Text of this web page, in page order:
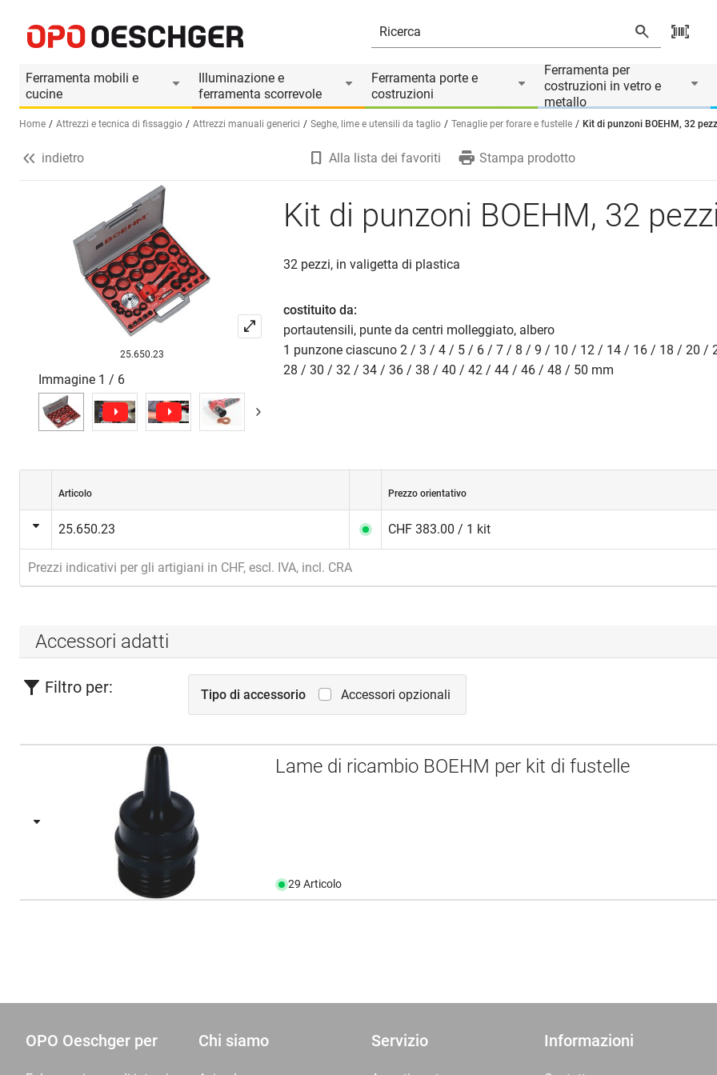
Ferramenta mobili e
cucine
Illuminazione e
ferramenta scorrevole
Ferramenta porte e
costruzioni
Ferramenta per
costruzioni in vetro e
metallo
Seleziona una lingua (IT)
Home Attrezzi e tecnica di fissaggio Attrezzi manuali generici Seghe, lime e utensili da taglio Tenaglie per forare e fustelle Kit di punzoni BOEHM, 32
Informazioni prodotto
Accessori adatti
indietro Alla lista dei favoriti Stampa prodotto
25.650.23
Immagine 1 / 6
Kit di punzoni BOEHM, 32
32 pezzi, in valigetta di plastica
costituito da:
portautensili, punte da centri molleggiato, albero
1 punzone ciascuno 2 / 3 / 4 / 5 / 6 / 7 / 8 / 9 / 10 / 12 / 14 / 16 / 18 / 20 /
28 / 30 / 32 / 34 / 36 / 38 / 40 / 42 / 44 / 46 / 48 / 50 mm
Articolo Prezzo orientativo
25.650.23 CHF 383.00 / 1 kit
Prezzi indicativi per gli artigiani in CHF, escl. IVA, incl. CRA
Accessori adatti
Filtro per: Tipo di accessorio Accessori opzionali
Lame di ricambio BOEHM per kit di fustelle
29 Articolo
OPO Oeschger per Chi siamo Servizio Informazioni